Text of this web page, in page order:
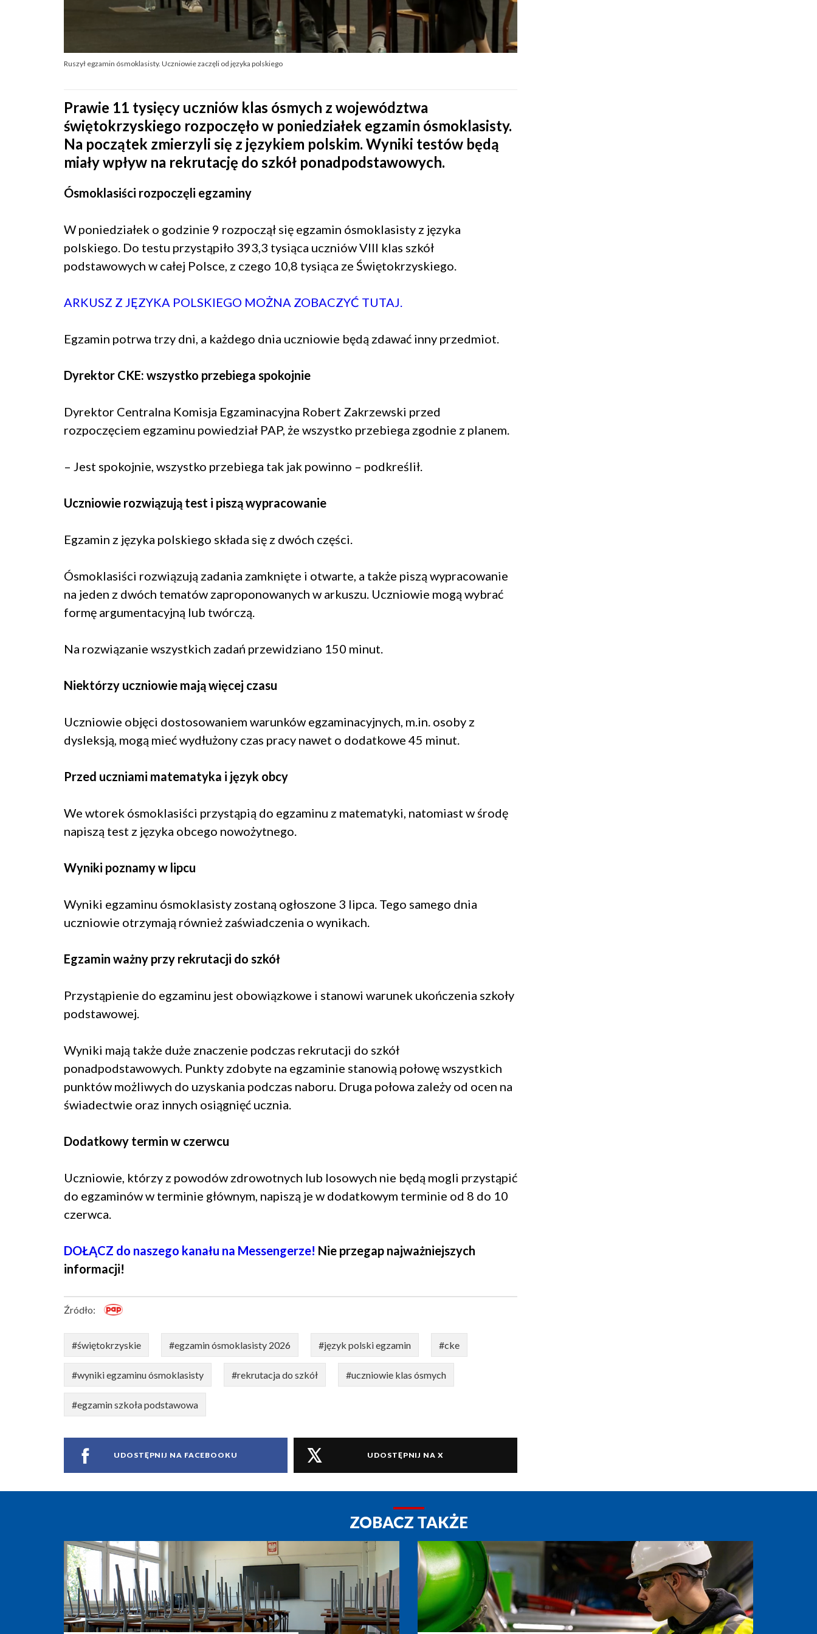
Ruszył egzamin ósmoklasisty. Uczniowie zaczęli od języka polskiego
Prawie 11 tysięcy uczniów klas ósmych z województwa
świętokrzyskiego rozpoczęło w poniedziałek egzamin ósmoklasisty.
Na początek zmierzyli się z językiem polskim. Wyniki testów będą
miały wpływ na rekrutację do szkół ponadpodstawowych.
Ósmoklasiści rozpoczęli egzaminy
W poniedziałek o godzinie 9 rozpoczął się egzamin ósmoklasisty z języka
polskiego. Do testu przystąpiło 393,3 tysiąca uczniów VIII klas szkół
podstawowych w całej Polsce, z czego 10,8 tysiąca ze Świętokrzyskiego.
ARKUSZ Z JĘZYKA POLSKIEGO MOŻNA ZOBACZYĆ TUTAJ.
Egzamin potrwa trzy dni, a każdego dnia uczniowie będą zdawać inny przedmiot.
Dyrektor CKE: wszystko przebiega spokojnie
Dyrektor Centralna Komisja Egzaminacyjna Robert Zakrzewski przed
rozpoczęciem egzaminu powiedział PAP, że wszystko przebiega zgodnie z planem.
– Jest spokojnie, wszystko przebiega tak jak powinno – podkreślił.
Uczniowie rozwiązują test i piszą wypracowanie
Egzamin z języka polskiego składa się z dwóch części.
Ósmoklasiści rozwiązują zadania zamknięte i otwarte, a także piszą wypracowanie
na jeden z dwóch tematów zaproponowanych w arkuszu. Uczniowie mogą wybrać
formę argumentacyjną lub twórczą.
Na rozwiązanie wszystkich zadań przewidziano 150 minut.
Niektórzy uczniowie mają więcej czasu
Uczniowie objęci dostosowaniem warunków egzaminacyjnych, m.in. osoby z
dysleksją, mogą mieć wydłużony czas pracy nawet o dodatkowe 45 minut.
Przed uczniami matematyka i język obcy
We wtorek ósmoklasiści przystąpią do egzaminu z matematyki, natomiast w środę
napiszą test z języka obcego nowożytnego.
Wyniki poznamy w lipcu
Wyniki egzaminu ósmoklasisty zostaną ogłoszone 3 lipca. Tego samego dnia
uczniowie otrzymają również zaświadczenia o wynikach.
Egzamin ważny przy rekrutacji do szkół
Przystąpienie do egzaminu jest obowiązkowe i stanowi warunek ukończenia szkoły
podstawowej.
Wyniki mają także duże znaczenie podczas rekrutacji do szkół
ponadpodstawowych. Punkty zdobyte na egzaminie stanowią połowę wszystkich
punktów możliwych do uzyskania podczas naboru. Druga połowa zależy od ocen na
świadectwie oraz innych osiągnięć ucznia.
Dodatkowy termin w czerwcu
Uczniowie, którzy z powodów zdrowotnych lub losowych nie będą mogli przystąpić
do egzaminów w terminie głównym, napiszą je w dodatkowym terminie od 8 do 10
czerwca.
DOŁĄCZ do naszego kanału na Messengerze! Nie przegap najważniejszych
informacji!
Źródło:
#świętokrzyskie #egzamin ósmoklasisty 2026 #język polski egzamin #cke
#wyniki egzaminu ósmoklasisty #rekrutacja do szkół #uczniowie klas ósmych
#egzamin szkoła podstawowa
UDOSTĘPNIJ NA FACEBOOKU UDOSTĘPNIJ NA X
ZOBACZ TAKŻE